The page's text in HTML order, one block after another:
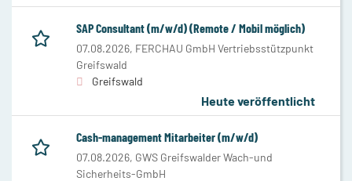
SAP Consultant (m/w/d) (Remote / Mobil möglich)
07.08.2026, FERCHAU GmbH Vertriebsstützpunkt
Greifswald
Greifswald
Heute veröffentlicht
Cash-management Mitarbeiter (m/w/d)
07.08.2026, GWS Greifswalder Wach-und
Sicherheits-GmbH